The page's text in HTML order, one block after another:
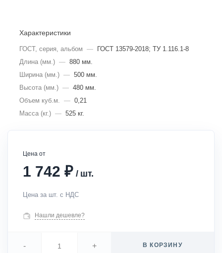
Характеристики
ГОСТ, серия, альбом —
ГОСТ 13579-2018; ТУ 1.116.1-8
Длина (мм.) — 880 мм.
Ширина (мм.) — 500 мм.
Высота (мм.) — 480 мм.
Объем куб.м. — 0,21
Масса (кг.) — 525 кг.
Цена от
1 742 ₽ / шт.
Цена за шт. с НДС
Нашли дешевле?
- + В КОРЗИНУ